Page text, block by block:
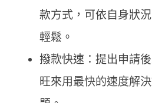
款方式，可依自身狀
輕鬆。
撥款快速：提出申請
旺來用最快的速度解